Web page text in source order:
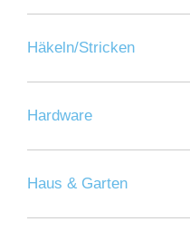
Häkeln/Stricken
Hardware
Haus & Garten